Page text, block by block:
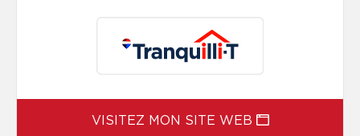
VISITEZ MON SITE WEB